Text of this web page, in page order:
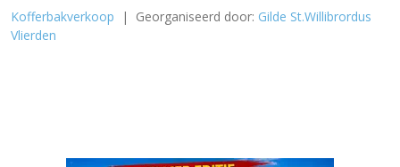
Kofferbakverkoop | Georganiseerd door: Gilde St.Willibrordus
Vlierden